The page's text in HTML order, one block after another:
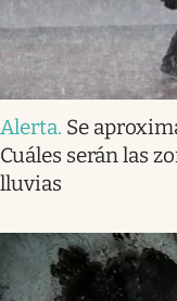
Alerta. Se
Cuáles serán las
lluvias